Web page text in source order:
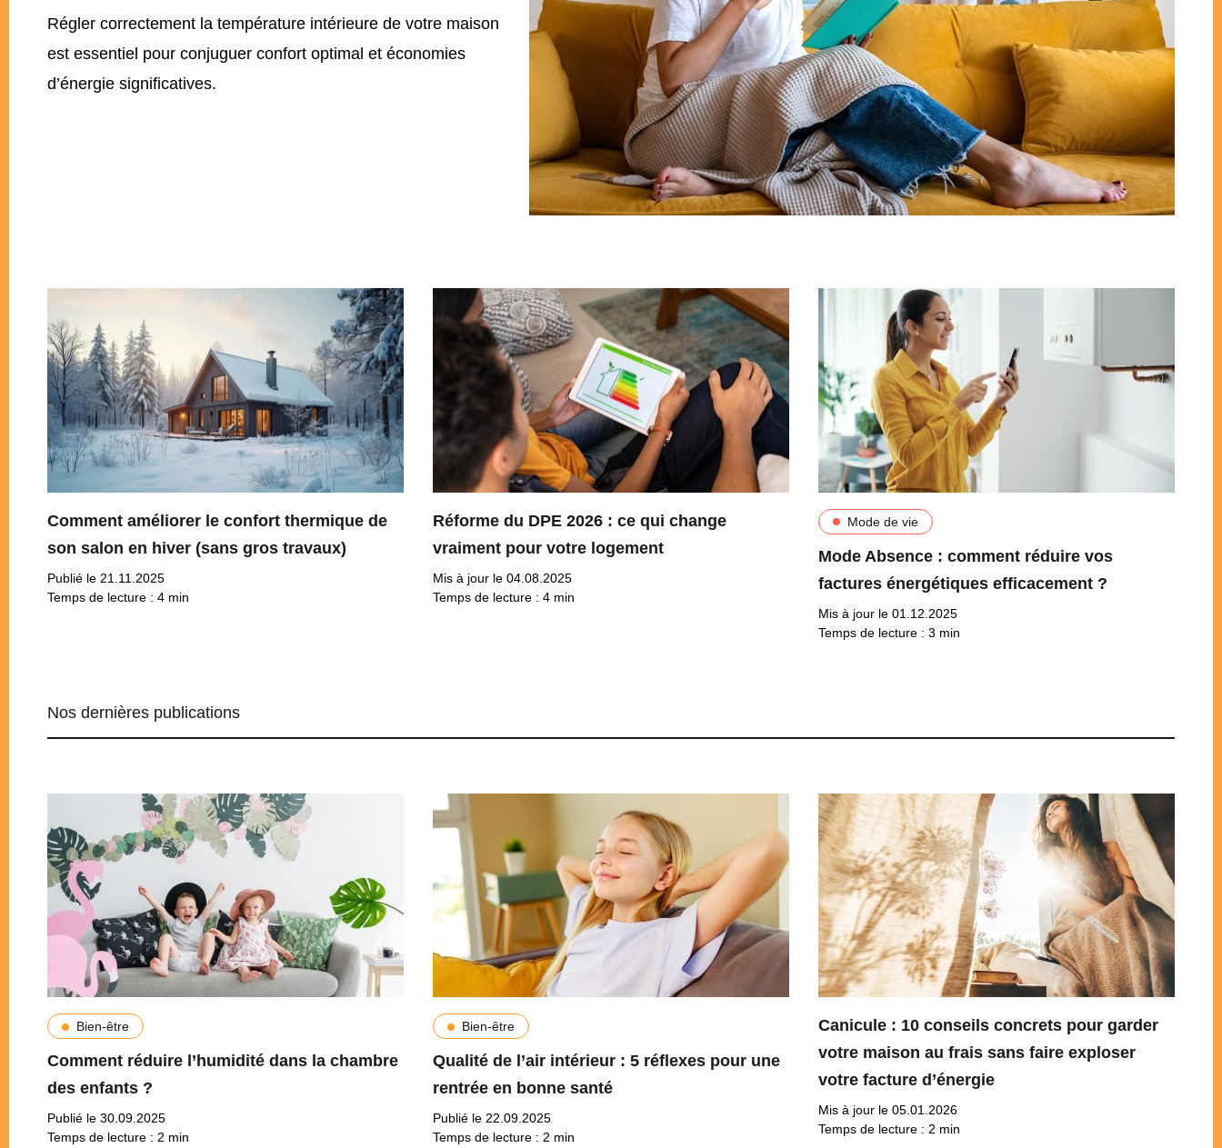
Régler correctement la température intérieure de votre maison
est essentiel pour conjuguer confort optimal et économies
d’énergie significatives.
Comment améliorer le confort thermique de
son salon en hiver (sans gros travaux)
Publié le 21.11.2025
Temps de lecture : 4 min
Réforme du DPE 2026 : ce qui change
vraiment pour votre logement
Mis à jour le 04.08.2025
Temps de lecture : 4 min
Mode de vie
Mode Absence : comment réduire vos
factures énergétiques efficacement ?
Mis à jour le 01.12.2025
Temps de lecture : 3 min
Nos dernières publications
Bien-être
Comment réduire l’humidité dans la chambre
des enfants ?
Publié le 30.09.2025
Temps de lecture : 2 min
Bien-être
Qualité de l’air intérieur : 5 réflexes pour une
rentrée en bonne santé
Publié le 22.09.2025
Temps de lecture : 2 min
Canicule : 10 conseils concrets pour garder
votre maison au frais sans faire exploser
votre facture d’énergie
Mis à jour le 05.01.2026
Temps de lecture : 2 min